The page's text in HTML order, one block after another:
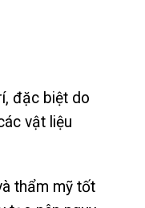
đặc biệt do
vật liệu
thẩm mỹ tốt